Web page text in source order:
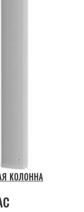
КОЛОННА